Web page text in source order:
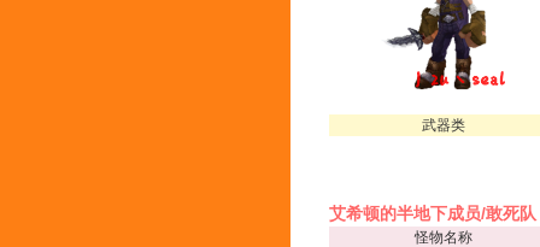
武器类
艾希顿的半地下成员/敢死队
怪物名称